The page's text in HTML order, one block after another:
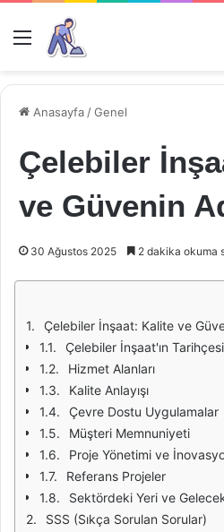
Menü
Anasayfa /Genel
Çelebiler
ve Güvenin
30 Ağustos 2025 2 dakika okuma
Çelebiler İnşaat: Kalite ve
Çelebiler İnşaat'ın Tarihçesi
Hizmet Alanları
Kalite Anlayışı
Çevre Dostu Uygulamalar
Müşteri Memnuniyeti
Proje Yönetimi ve
Referans Projeler
Sektördeki Yeri ve
SSS (Sıkça Sorulan Sorular)